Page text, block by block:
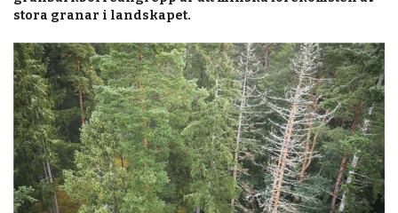
stora granar i landskapet.